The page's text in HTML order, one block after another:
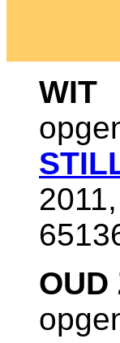
WIT
OUD